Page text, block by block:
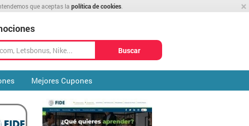
×
que aceptas la política de cookies
Buscar
Mejores Cupones